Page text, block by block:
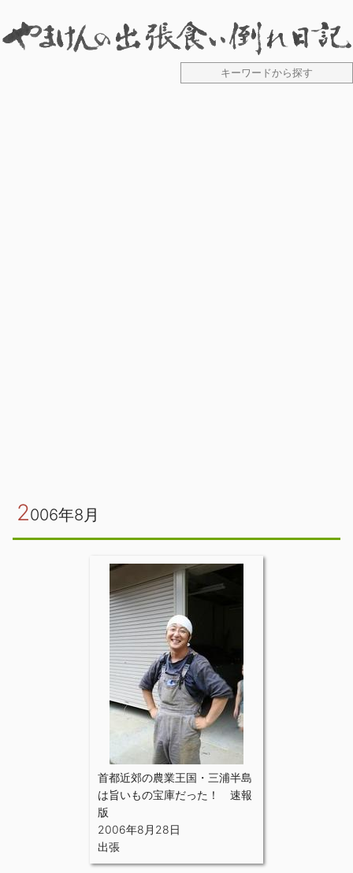
2006年8月
首都近郊の農業王国・三浦半島
は旨いもの宝庫だった！ 速報
版
2006年8月28日
出張